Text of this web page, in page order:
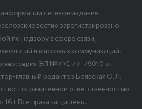
сетевое издание
вести» зарегистрировано
по надзору в сфере связи,
и массовых коммуникаций.
серия ЭЛ № ФС 77-79010 от
главный редактор Боярская О.Л.
с ограниченной ответственностью
16+ Все права защищены.